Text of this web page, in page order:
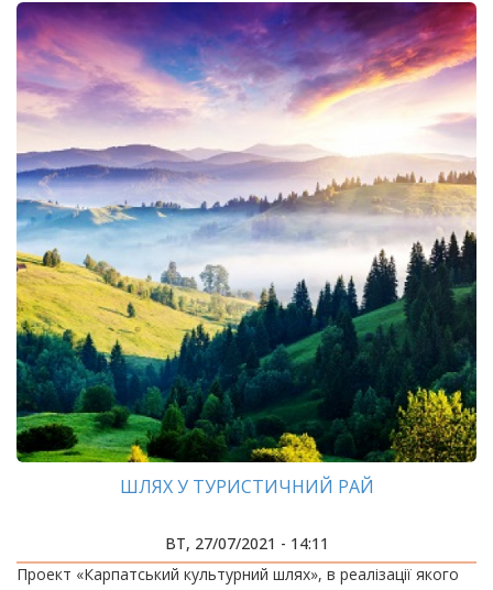
ШЛЯХ У ТУРИСТИЧНИЙ РАЙ
ВТ, 27/07/2021 - 14:11
Проект «Карпатський культурний шлях», в реалізації якого